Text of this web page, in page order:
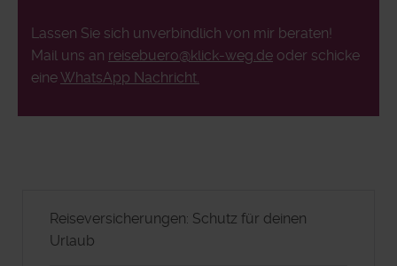
Lassen Sie sich unverbindlich von mir beraten!
Mail uns an reisebuero@klick-weg.de oder schicke
eineWhatsApp Nachricht.
Reiseversicherungen: Schutz für deinen
Urlaub